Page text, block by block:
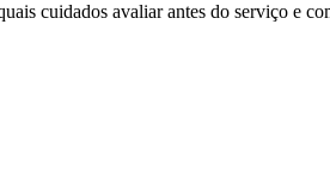
cuidados avaliar antes do serviço e